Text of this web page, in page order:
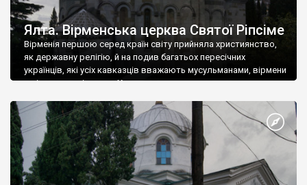
Ялта. Вірменська церква Святої Ріпсіме
Вірменія першою серед країн світу прийняла християнство,
як державну релігію, й на подив багатьох пересічних
українців, які усіх кавказців вважають мусульманами, вірмени
є відданими вірянами Христа